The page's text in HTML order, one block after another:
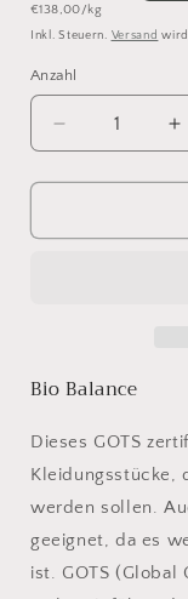
Preis
Grundpreis
€138,00/kg
Inkl. Steuern. Versand
Anzahl
Anzahl
Verringere
die
Menge
Bio
Bio Balance
Dieses GOTS
Kleidungsstücke,
werden sollen.
geeignet, da es
ist. GOTS